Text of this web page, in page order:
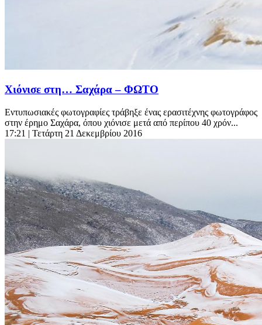
Χιόνισε στη… Σαχάρα – ΦΩΤΟ
Εντυπωσιακές φωτογραφίες τράβηξε ένας ερασιτέχνης φωτογράφος
στην έρημο Σαχάρα, όπου χιόνισε μετά από περίπου 40 χρόν...
17:21 | Τετάρτη 21 Δεκεμβρίου 2016